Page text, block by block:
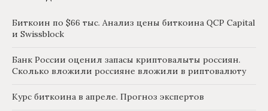
Биткоин по $66 тыс. Анализ цены биткоина QCP Capital
и Swissblock
Банк России оценил запасы криптовалыты россиян.
Сколько вложили россияне вложили в риптовалюту
Курс биткоина в апреле. Прогноз экспертов